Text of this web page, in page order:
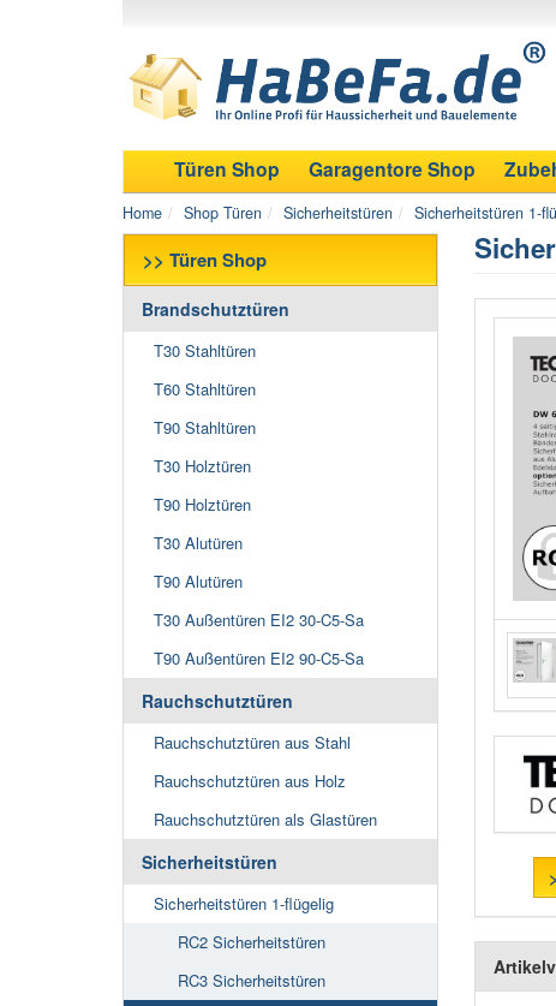
Türen Shop Garagentore Shop
Home Shop Türen Sicherheitstüren Sicherheitstüren 1-
>> Türen Shop
Brandschutztüren
T30 Stahltüren
T60 Stahltüren
T90 Stahltüren
T30 Holztüren
T90 Holztüren
T30 Alutüren
T90 Alutüren
T30 Außentüren EI2 30-C5-Sa
T90 Außentüren EI2 90-C5-Sa
Rauchschutztüren
Rauchschutztüren aus Stahl
Rauchschutztüren aus Holz
Rauchschutztüren als Glastüren
Sicherheitstüren
Sicherheitstüren 1-flügelig
RC2 Sicherheitstüren
RC3 Sicherheitstüren